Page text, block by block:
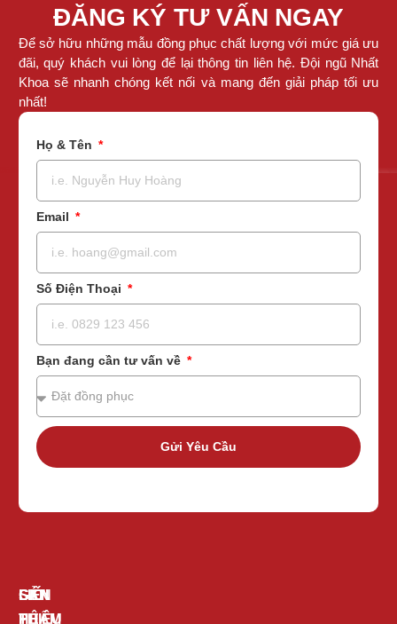
ĐĂNG KÝ TƯ VẤN NGAY
Để sở hữu những mẫu đồng phục chất lượng với mức giá ưu
đãi, quý khách vui lòng để lại thông tin liên hệ. Đội ngũ Nhất
Khoa sẽ nhanh chóng kết nối và mang đến giải pháp tối ưu
nhất!
Họ & Tên
Email
Số Điện Thoại
Bạn đang cần tư vấn về
Gửi Yêu Cầu
GIỚI
THIỆU
SẢN
PHẨM
LIÊN
HỆ